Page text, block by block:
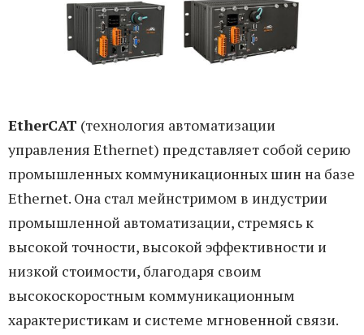
EtherCAT (технология автоматизации
управления Ethernet) представляет собой серию
промышленных коммуникационных шин на базе
Ethernet. Она стал мейнстримом в индустрии
промышленной автоматизации, стремясь к
высокой точности, высокой эффективности и
низкой стоимости, благодаря своим
высокоскоростным коммуникационным
характеристикам и системе мгновенной связи.